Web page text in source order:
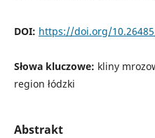
DOI: https://doi.org/
Słowa kluczowe: kliny
region łódzki
Abstrakt